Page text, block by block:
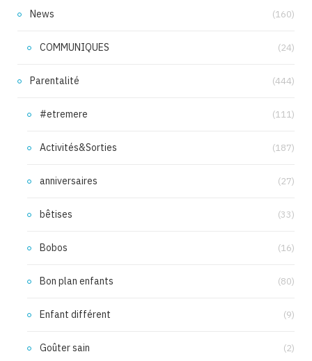
News (160)
COMMUNIQUES (24)
Parentalité (444)
#etremere (111)
Activités&Sorties (187)
anniversaires (27)
bêtises (33)
Bobos (16)
Bon plan enfants (80)
Enfant différent (9)
Goûter sain (2)